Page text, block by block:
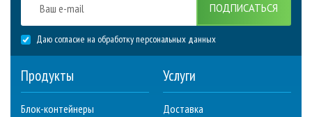
ПОДПИСАТЬСЯ
Даю согласие на обработку персональных данных
Продукты
Блок-контейнеры
Услуги
Доставка